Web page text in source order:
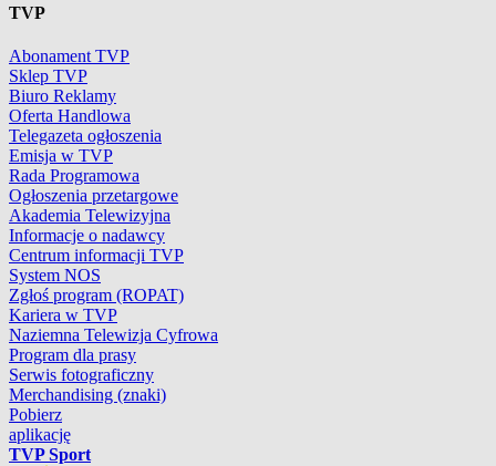
TVP
Abonament TVP
Sklep TVP
Biuro Reklamy
Oferta Handlowa
Telegazeta ogłoszenia
Emisja w TVP
Rada Programowa
Ogłoszenia przetargowe
Akademia Telewizyjna
Informacje o nadawcy
Centrum informacji TVP
System NOS
Zgłoś program (ROPAT)
Kariera w TVP
Naziemna Telewizja Cyfrowa
Program dla prasy
Serwis fotograficzny
Merchandising (znaki)
Pobierz
aplikację
TVP Sport